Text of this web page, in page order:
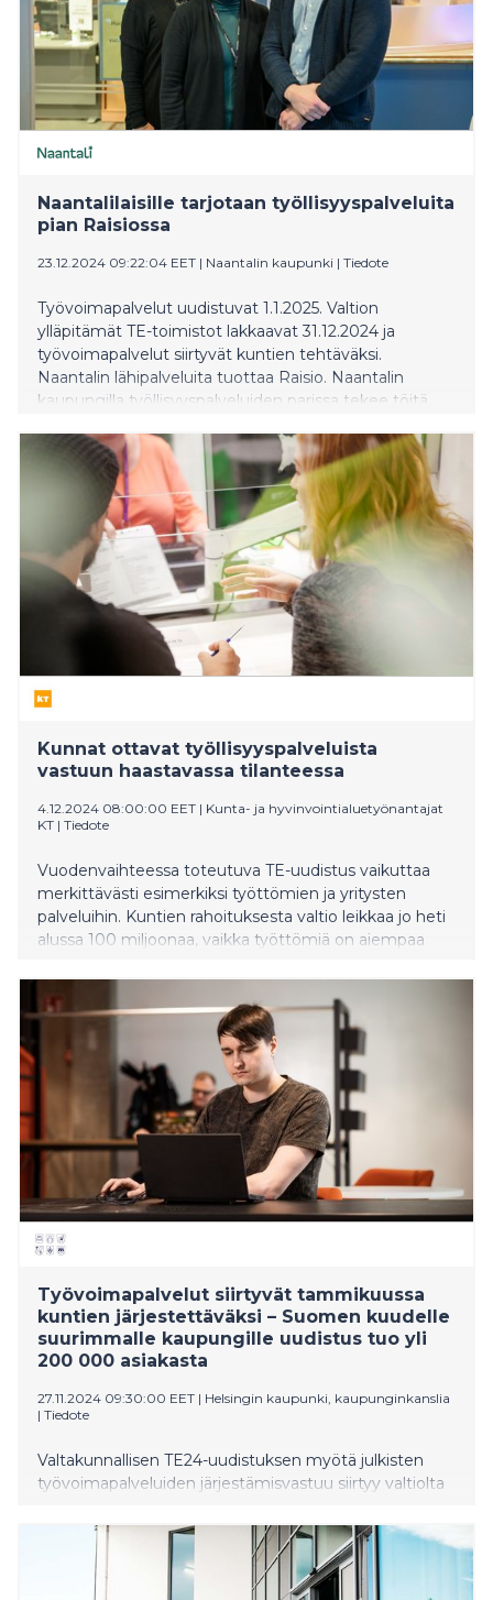
Naantalilaisille tarjotaan työllisyyspalveluita
pian Raisiossa
23.12.2024 09:22:04 EET | Naantalin kaupunki | Tiedote
Työvoimapalvelut uudistuvat 1.1.2025. Valtion
ylläpitämät TE-toimistot lakkaavat 31.12.2024 ja
työvoimapalvelut siirtyvät kuntien tehtäväksi.
Naantalin lähipalveluita tuottaa Raisio. Naantalin
kaupungilla työllisyyspalveluiden parissa tekee töitä
Kunnat ottavat työllisyyspalveluista
vastuun haastavassa tilanteessa
4.12.2024 08:00:00 EET | Kunta- ja hyvinvointialuetyönantajat
KT | Tiedote
Vuodenvaihteessa toteutuva TE-uudistus vaikuttaa
merkittävästi esimerkiksi työttömien ja yritysten
palveluihin. Kuntien rahoituksesta valtio leikkaa jo heti
alussa 100 miljoonaa, vaikka työttömiä on aiempaa
Työvoimapalvelut siirtyvät tammikuussa
kuntien järjestettäväksi – Suomen kuudelle
suurimmalle kaupungille uudistus tuo yli
200 000 asiakasta
27.11.2024 09:30:00 EET | Helsingin kaupunki, kaupunginkanslia
| Tiedote
Valtakunnallisen TE24-uudistuksen myötä julkisten
työvoimapalveluiden järjestämisvastuu siirtyy valtiolta
uudistuksen hyvänä mahdollisuutena muuttaa
työllisyyden edistämisen toimintatapaa ja vahvistaa
kuntien elinvoimaa. Näin mittava uudistus vaatii myös